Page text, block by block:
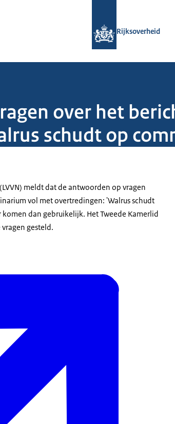
Rijksoverheid
over het
schudt op
meldt dat de antwoorden op vragen
vol met overtredingen: 'Walrus schudt
dan gebruikelijk. Het Tweede Kamerlid
gesteld.